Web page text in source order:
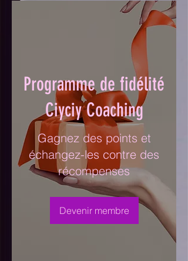
Programme de fidélité
Ciyciy Coaching
Gagnez des points et
échangez-les contre des
récompenses
Devenir membre